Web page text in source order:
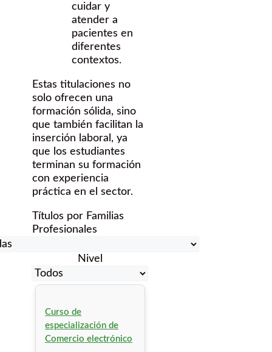
cuidar y
atender a
pacientes en
diferentes
contextos.
Estas titulaciones no
solo ofrecen una
formación sólida, sino
que también facilitan la
inserción laboral, ya
que los estudiantes
terminan su formación
con experiencia
práctica en el sector.
Títulos por Familias
Profesionales
Nivel
Curso de
especialización de
Comercio electrónico